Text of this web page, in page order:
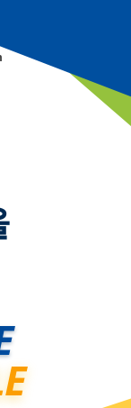
민대
페인
민대
페인